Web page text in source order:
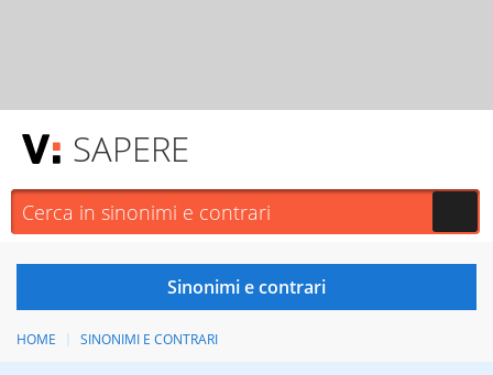
SAPERE
HOME SINONIMI E CONTRARI